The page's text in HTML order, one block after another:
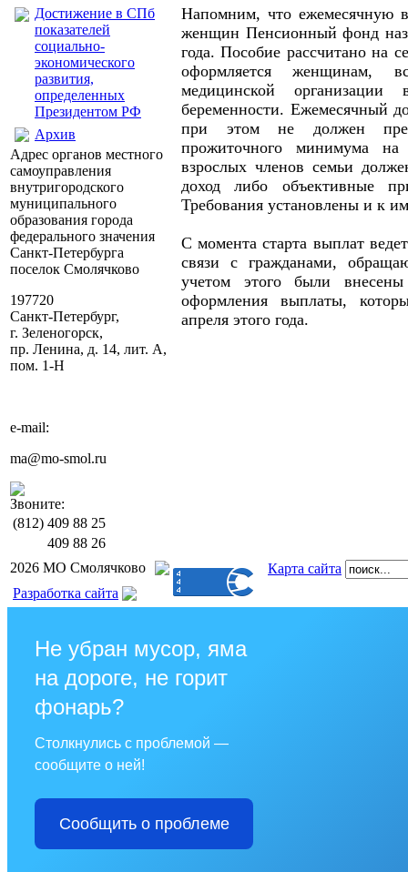
Достижение в СПб
показателей
социально-
экономического
развития,
определенных
Президентом РФ
Архив
Адрес органов местного
самоуправления
внутригородского
муниципального
образования города
федерального значения
Санкт-Петербурга
поселок Смолячково
197720
Санкт-Петербург,
г. Зеленогорск,
пр. Ленина, д. 14, лит. А,
пом. 1-Н
e-mail:
ma@mo-smol.ru
Звоните:
(812) 409 88 25
409 88 26
Напомним, что ежемесячную
женщин Пенсионный фонд
года. Пособие рассчитано на
оформляется женщинам,
медицинской
беременности. Ежемесячный
при этом не должен
прожиточного минимума
взрослых членов семьи
доход либо объективные
Требования установлены и к
С момента старта выплат
связи с гражданами,
учетом этого были
оформления выплаты,
апреля этого года.
2026 МО Смолячково
Карта сайта
Разработка сайта
Не убран мусор, яма
на дороге, не горит
фонарь?
Столкнулись с проблемой —
сообщите о ней!
Сообщить о проблеме